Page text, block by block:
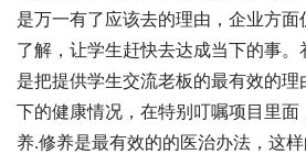
是万一有了应该去的理由，企业方
了解，让学生赶快去达成当下的事
是把提供学生交流老板的最有效的
下的健康情况，在特别叮嘱项目里面
养.修养是最有效的的医治办法，这